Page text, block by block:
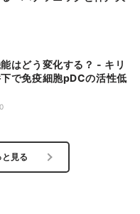
はどう変化する？ - キリ
で免疫細胞pDCの活性低
見る